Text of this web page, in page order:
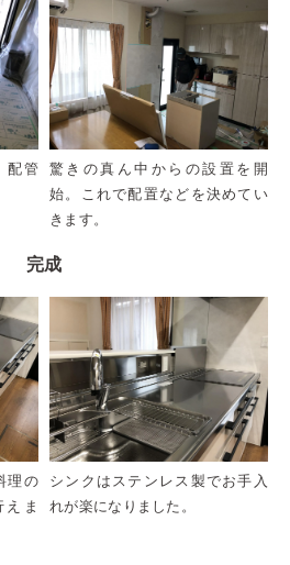
配管
驚きの真ん中からの設置を開
始。これで配置などを決めてい
きます。
完成
理の
ま
シンクはステンレス製でお手入
れが楽になりました。